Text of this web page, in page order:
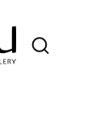
Otwórz